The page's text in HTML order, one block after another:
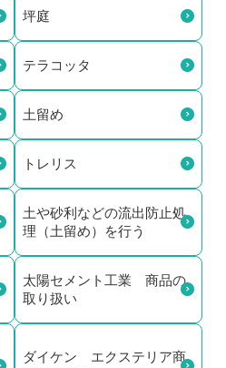
坪庭
テラコッタ
土留め
トレリス
土や砂利などの流出防止処
理（土留め）を行う
太陽セメント工業 商品の
取り扱い
ダイケン エクステリア商